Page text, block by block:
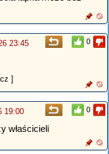
0
23:45
]
0
19:00
właścicieli